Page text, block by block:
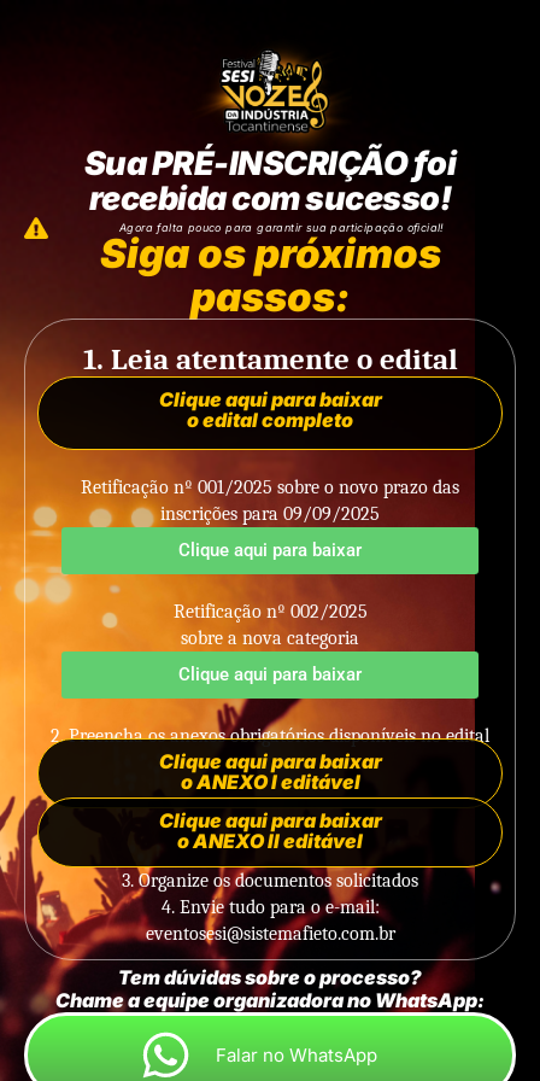
Sua PRÉ-INSCRIÇÃO foi
recebida com sucesso!
Agora falta pouco para garantir sua participação oficial!
Siga os próximos
passos:
1. Leia atentamente o edital
Clique aqui para baixar
o edital completo
Retificação nº 001/2025 sobre o novo prazo das
inscrições para 09/09/2025
Clique aqui para baixar
Retificação nº 002/2025
sobre a nova categoria
Clique aqui para baixar
2. Preencha os anexos obrigatórios disponíveis no edital
Clique aqui para baixar
o ANEXO I editável
Clique aqui para baixar
o ANEXO II editável
3. Organize os documentos solicitados
4. Envie tudo para o e-mail:
eventosesi@sistemafieto.com.br
Tem dúvidas sobre o processo?
Chame a equipe organizadora no WhatsApp:
Falar no WhatsApp